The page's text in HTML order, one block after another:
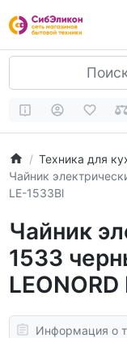
Техника для
Чайник
LE-1533Bl
Чайник
1533
Информация о